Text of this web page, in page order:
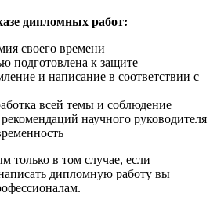
дипломных работ:
своего времени
подготовлена к защите
и написание в соответствии с
всей темы и соблюдение
научного руководителя
только в том случае, если
дипломную работу вы